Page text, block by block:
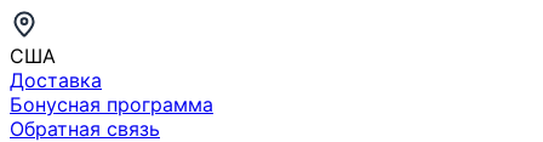
США
Доставка
Бонусная программа
Обратная связь